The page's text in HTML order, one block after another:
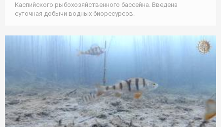
Каспийского рыбохозяйственного бассейна. Введена
суточная добычи водных биоресурсов.